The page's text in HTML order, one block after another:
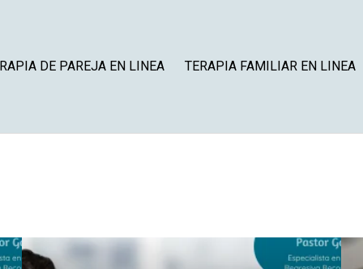
DE PAREJA EN LINEA TERAPIA FAMILIAR EN LINEA